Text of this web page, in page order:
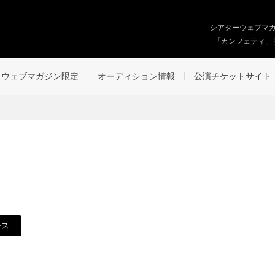
シアターウェブマ
「カンフェティ
ウェブマガジン限定 オーディション情報 公演チケットサイト